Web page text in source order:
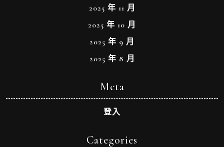
2025 年 11 月
2025 年 10 月
2025 年 9 月
2025 年 8 月
Meta
登入
Categories